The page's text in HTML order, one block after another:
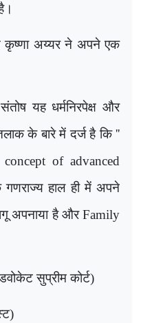
कृष्णा अय्यर ने अपने एक
यह धर्मनिरपेक्ष और
के बारे में दर्ज है कि''
of advanced
गणराज्य हाल ही में अपने
अपनाया है औरFamily
सुप्रीम कोर्ट)